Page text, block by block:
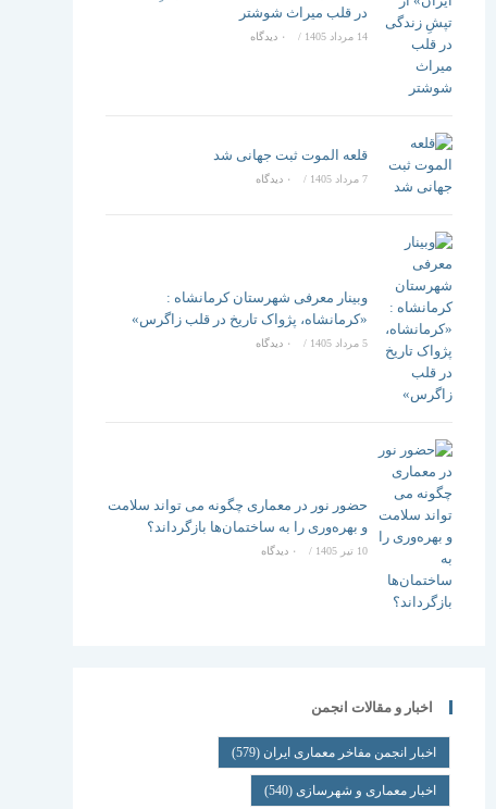
در قلب میراث شوشتر
14 مرداد 1405 / ۰ دیدگاه
قلعه الموت ثبت جهانی شد
7 مرداد 1405 / ۰ دیدگاه
وبینار معرفی شهرستان کرمانشاه :
«کرمانشاه، پژواک تاریخ در قلب زاگرس»
5 مرداد 1405 / ۰ دیدگاه
حضور نور در معماری چگونه می تواند سلامت
و بهره‌وری را به ساختمان‌ها بازگرداند؟
10 تیر 1405 / ۰ دیدگاه
اخبار و مقالات انجمن
اخبار انجمن مفاخر معماری ایران (579)
اخبار معماری و شهرسازی(540)